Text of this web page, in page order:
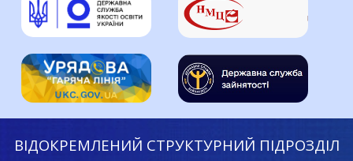
ВІДОКРЕМЛЕНИЙ СТРУКТУРНИЙ ПІДРОЗДІЛ